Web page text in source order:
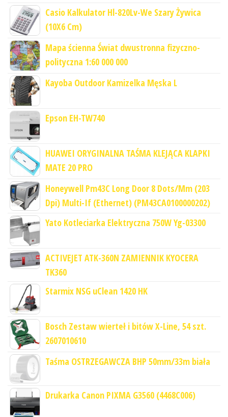
Casio Kalkulator Hl-820Lv-We Szary Żywica
(10X6 Cm)
Mapa ścienna Świat dwustronna fizyczno-
polityczna 1:60 000 000
Kayoba Outdoor Kamizelka Męska L
Epson EH-TW740
HUAWEI ORYGINALNA TAŚMA KLEJĄCA KLAPKI
MATE 20 PRO
Honeywell Pm43C Long Door 8 Dots/Mm (203
Dpi) Multi-If (Ethernet) (PM43CA0100000202)
Yato Kotleciarka Elektryczna 750W Yg-03300
ACTIVEJET ATK-360N ZAMIENNIK KYOCERA
TK360
Starmix NSG uClean 1420 HK
Bosch Zestaw wierteł i bitów X-Line, 54 szt.
2607010610
Taśma OSTRZEGAWCZA BHP 50mm/33m biała
Drukarka Canon PIXMA G3560 (4468C006)